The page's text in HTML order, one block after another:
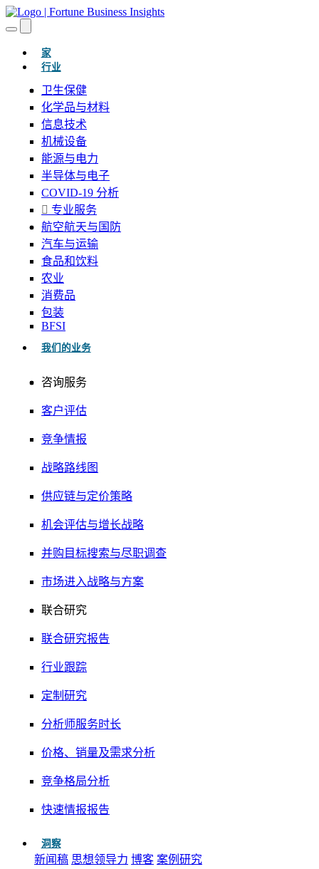
家(当前的)
行业
卫生保健
化学品与材料
信息技术
机械设备
能源与电力
半导体与电子
COVID-19 分析
专业服务
航空航天与国防
汽车与运输
食品和饮料
农业
消费品
包装
BFSI
我们的业务
咨询服务
客户评估
竞争情报
战略路线图
供应链与定价策略
机会评估与增长战略
并购目标搜索与尽职调查
市场进入战略与方案
联合研究
联合研究报告
行业跟踪
定制研究
分析师服务时长
价格、销量及需求分析
竞争格局分析
快速情报报告
洞察
新闻稿 思想领导力 博客 案例研究